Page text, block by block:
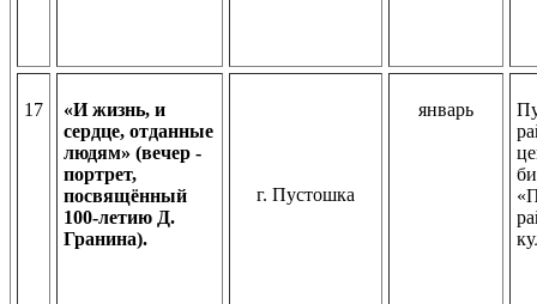
17
«И жизнь, и
сердце, отданные
людям» (вечер -
портрет,
посвящённый
100-летию Д.
Гранина).
г. Пустошка
январь